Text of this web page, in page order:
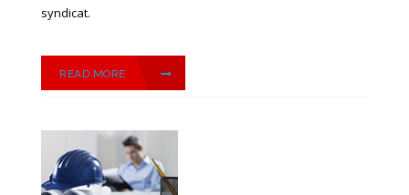
syndicat.
READ MORE